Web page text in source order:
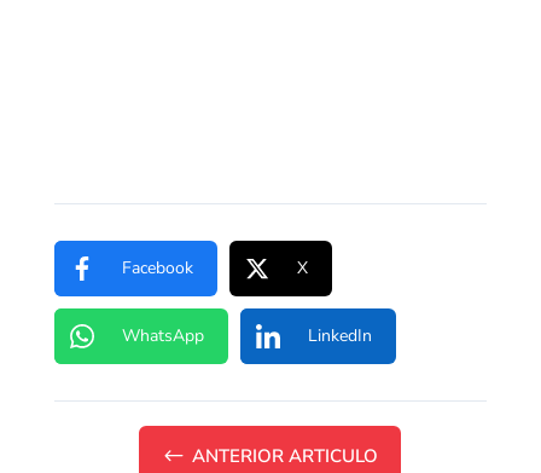
Facebook X
WhatsApp LinkedIn
# ANTERIOR ARTICULO